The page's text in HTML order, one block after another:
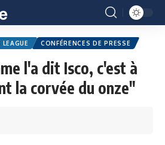
CONFÉRENCES DE PRESSE
l'a dit Isco, c'est à
la corvée du onze"